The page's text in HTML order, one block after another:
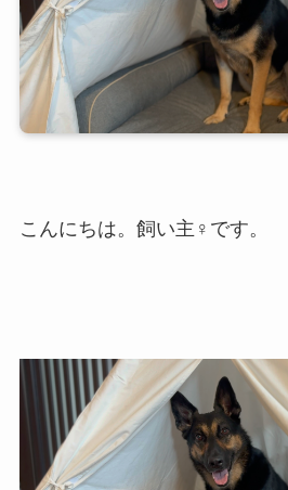
こんにちは。飼い主♀です。